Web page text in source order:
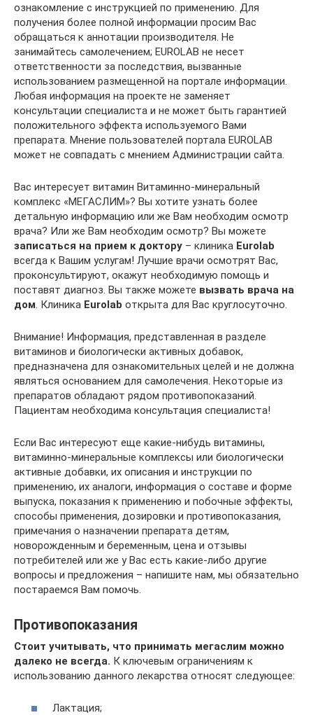
ознакомление с инструкцией по применению. Для
получения более полной информации просим Вас
обращаться к аннотации производителя. Не
занимайтесь самолечением; EUROLAB не несет
ответственности за последствия, вызванные
использованием размещенной на портале информации.
Любая информация на проекте не заменяет
консультации специалиста и не может быть гарантией
положительного эффекта используемого Вами
препарата. Мнение пользователей портала EUROLAB
может не совпадать с мнением Администрации сайта.
Вас интересует витамин Витаминно-минеральный
комплекс «МЕГАСЛИМ»? Вы хотите узнать более
детальную информацию или же Вам необходим осмотр
врача? Или же Вам необходим осмотр? Вы можете
записаться на прием к доктору – клиника Eurolab
всегда к Вашим услугам! Лучшие врачи осмотрят Вас,
проконсультируют, окажут необходимую помощь и
поставят диагноз. Вы также можете вызвать врача на
дом . Клиника Eurolab открыта для Вас круглосуточно.
Внимание! Информация, представленная в разделе
витаминов и биологически активных добавок,
предназначена для ознакомительных целей и не должна
являться основанием для самолечения. Некоторые из
препаратов обладают рядом противопоказаний.
Пациентам необходима консультация специалиста!
Если Вас интересуют еще какие-нибудь витамины,
витаминно-минеральные комплексы или биологически
активные добавки, их описания и инструкции по
применению, их аналоги, информация о составе и форме
выпуска, показания к применению и побочные эффекты,
способы применения, дозировки и противопоказания,
примечания о назначении препарата детям,
новорожденным и беременным, цена и отзывы
потребителей или же у Вас есть какие-либо другие
вопросы и предложения – напишите нам, мы обязательно
постараемся Вам помочь.
Противопоказания
Стоит учитывать, что принимать мегаслим можно
далеко не всегда. К ключевым ограничениям к
использованию данного лекарства относят следующее:
Лактация;